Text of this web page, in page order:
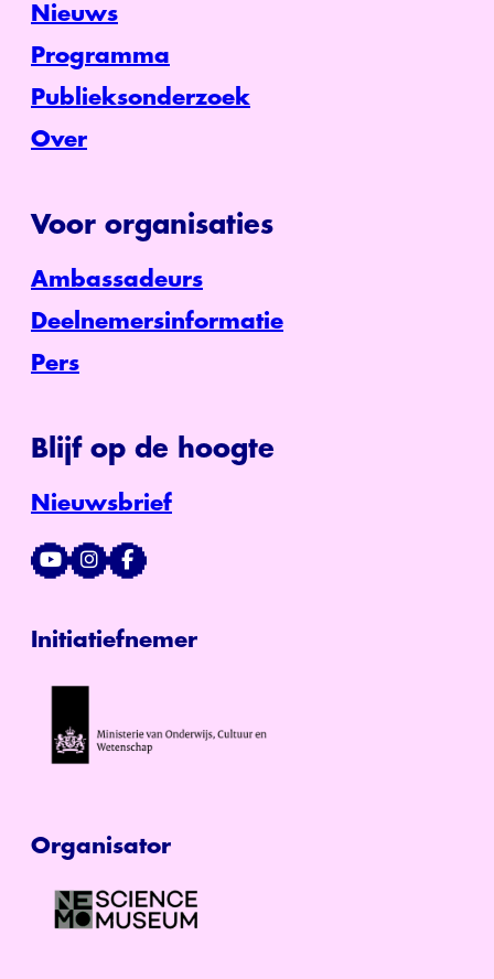
Nieuws
Programma
Publieksonderzoek
Over
Voor organisaties
Ambassadeurs
Deelnemersinformatie
Pers
Blijf op de hoogte
Nieuwsbrief
Initiatiefnemer
Organisator